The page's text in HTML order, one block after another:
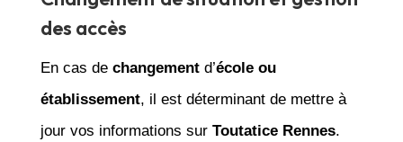
des accès
En cas de changementd’école ou
établissement, il est déterminant de mettre à
jour vos informations sur Toutatice Rennes.